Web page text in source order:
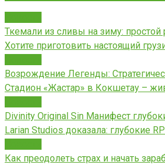
Ткемали из сливы на зиму: простой
Хотите приготовить настоящий
Возрождение Легенды:
Стадион «Жастар» в Кокшетау –
Divinity Original Sin Манифест
Larian Studios доказала: глубокие
Как преодолеть страх и начать